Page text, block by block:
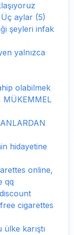
aylar (5)
şeyleri infak
yalnızca
olabilmek
MÜKEMMEL
hidayetine
online,
qq
cigarettes
karıştı